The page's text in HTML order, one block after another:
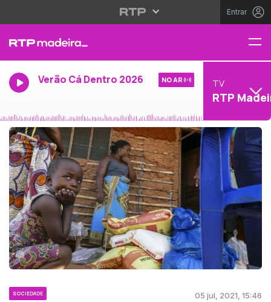
Entrar
Verão Cá Dentro 2026 NO AR TV
RTP
SOCIEDADE 05 jul, 2021, 15:46